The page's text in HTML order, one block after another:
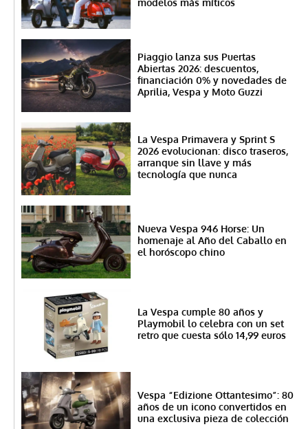
modelos más míticos
Piaggio lanza sus Puertas
Abiertas 2026: descuentos,
financiación 0% y novedades de
Aprilia, Vespa y Moto Guzzi
La Vespa Primavera y Sprint S
2026 evolucionan: disco traseros,
arranque sin llave y más
tecnología que nunca
Nueva Vespa 946 Horse: Un
homenaje al Año del Caballo en
el horóscopo chino
La Vespa cumple 80 años y
Playmobil lo celebra con un set
retro que cuesta sólo 14,99 euros
Vespa “Edizione Ottantesimo”: 80
años de un icono convertidos en
una exclusiva pieza de colección